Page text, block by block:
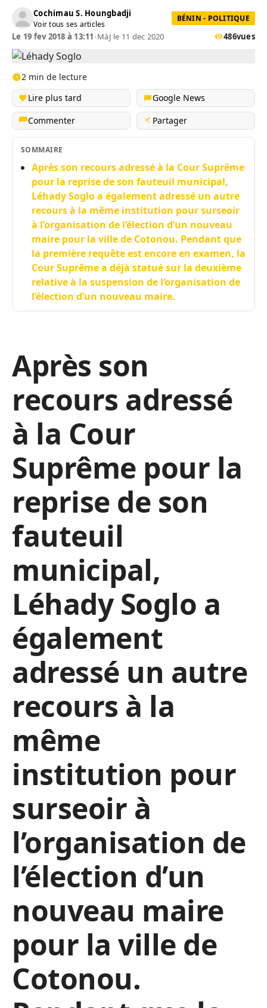
Cochimau S. Houngbadji
Voir tous ses articles
BÉNIN - POLITIQUE
Le 19 fev 2018 à 13:11•MàJ le 11 dec 2020 486vues
2 min de lecture
Lire plus tard
Google News
Commenter
Partager
SOMMAIRE
Après son recours adressé à la Cour Suprême
pour la reprise de son fauteuil municipal,
Léhady Soglo a également adressé un autre
recours à la même institution pour surseoir
à l’organisation de l’élection d’un nouveau
maire pour la ville de Cotonou. Pendant que
la première requête est encore en examen, la
Cour Suprême a déjà statué sur la deuxième
relative à la suspension de l’organisation de
l’élection d’un nouveau maire.
Après son
recours adressé
à la Cour
Suprême pour la
reprise de son
fauteuil
municipal,
Léhady Soglo a
également
adressé un autre
recours à la
même
institution pour
surseoir à
l’organisation de
l’élection d’un
nouveau maire
pour la ville de
Cotonou.